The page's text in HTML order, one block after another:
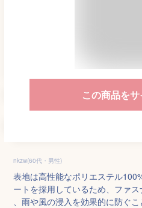
この商品を
nkzw(60代・男性)
表地は高性能なポリエステル
ートを採用しているため、ファ
、雨や風の浸入を効果的に防ぐこ